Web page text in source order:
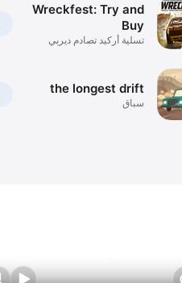
Wreckfest: Try and
Buy
تسلية أركيد تصادم ديربي
the longest drift
سباق